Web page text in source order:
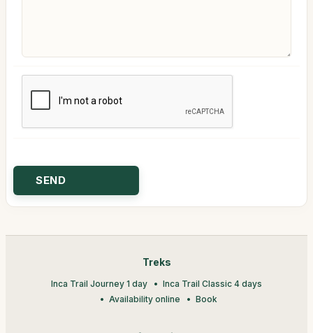
Treks
Inca Trail Journey 1 day
Inca Trail Classic 4 days
Availability online
Book